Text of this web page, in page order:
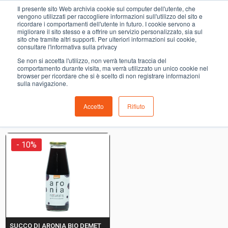
Il presente sito Web archivia cookie sul computer dell'utente, che
vengono utilizzati per raccogliere informazioni sull'utilizzo del sito e
ricordare i comportamenti dell'utente in futuro. I cookie servono a
migliorare il sito stesso e a offrire un servizio personalizzato, sia sul
sito che tramite altri supporti. Per ulteriori informazioni sui cookie,
consultare l'informativa sulla privacy
Se non si accetta l'utilizzo, non verrà tenuta traccia del
comportamento durante visita, ma verrà utilizzato un unico cookie nel
browser per ricordare che si è scelto di non registrare informazioni
sulla navigazione.
Accetto Rifiuto
LOCALI
COMING SOON
gastronomia e del menù settimanale devono essere indicati
nello spazio apposito in sede di checkout
- 10%